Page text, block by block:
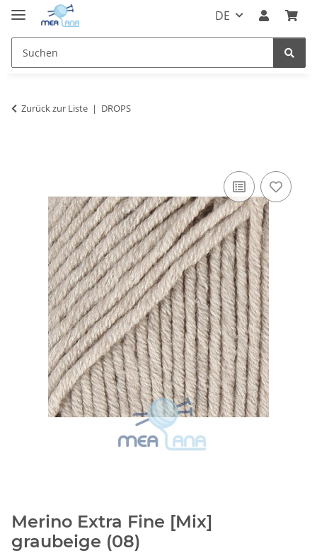
DE
Zurück zur Liste DROPS
Merino Extra Fine [Mix]
graubeige (08)